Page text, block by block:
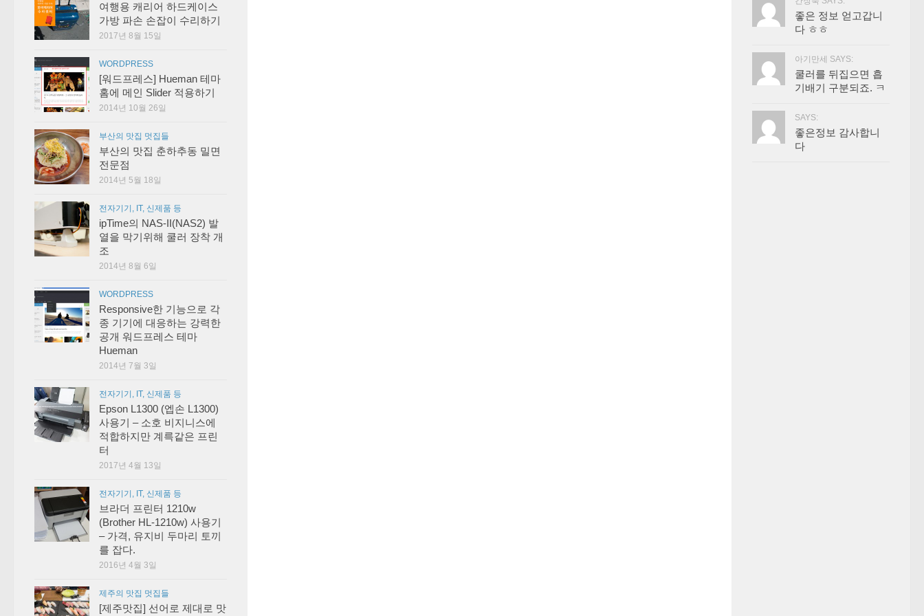
여행용 캐리어 하드케이스
가방 파손 손잡이 수리하기
2017년 8월 15일
WORDPRESS
[워드프레스] Hueman 테마
홈에 메인 Slider 적용하기
2014년 10월 26일
부산의 맛집 멋집들
부산의 맛집 춘하추동 밀면
전문점
2014년 5월 18일
전자기기, IT, 신제품 등
ipTime의 NAS-II(NAS2) 발
열을 막기위해 쿨러 장착 개
조
2014년 8월 6일
WORDPRESS
Responsive한 기능으로 각
종 기기에 대응하는 강력한
공개 워드프레스 테마
Hueman
2014년 7월 3일
전자기기, IT, 신제품 등
Epson L1300 (엡손 L1300)
사용기 – 소호 비지니스에
적합하지만 계륵같은 프린
터
2017년 4월 13일
전자기기, IT, 신제품 등
브라더 프린터 1210w
(Brother HL-1210w) 사용기
– 가격, 유지비 두마리 토끼
를 잡다.
2016년 4월 3일
제주의 맛집 멋집들
[제주맛집] 선어로 제대로 맛
좋은 정보 얻고갑니
다 ㅎㅎ
아기만세 SAYS:
쿨러를 뒤집으면 흡
기배기 구분되죠. ㅋ
SAYS:
좋은정보 감사합니
다